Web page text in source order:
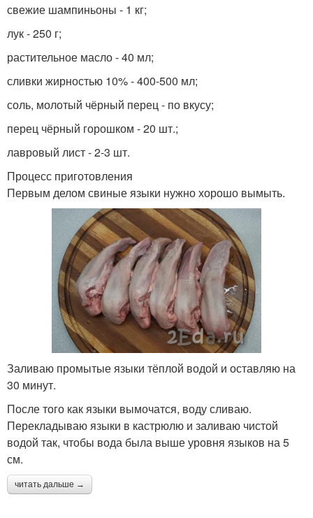
свежие шампиньоны - 1 кг;
лук - 250 г;
растительное масло - 40 мл;
сливки жирностью 10% - 400-500 мл;
соль, молотый чёрный перец - по вкусу;
перец чёрный горошком - 20 шт.;
лавровый лист - 2-3 шт.
Процесс приготовления
Первым делом свиные языки нужно хорошо вымыть.
Заливаю промытые языки тёплой водой и оставляю на
30 минут.
После того как языки вымочатся, воду сливаю.
Перекладываю языки в кастрюлю и заливаю чистой
водой так, чтобы вода была выше уровня языков на 5
см.
читать дальше →